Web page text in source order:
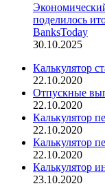
поделилось
BanksToday
30.10.2025
Калькулятор
22.10.2020
Отпускные
22.10.2020
Калькулятор
22.10.2020
Калькулятор
22.10.2020
Калькулятор
23.10.2020